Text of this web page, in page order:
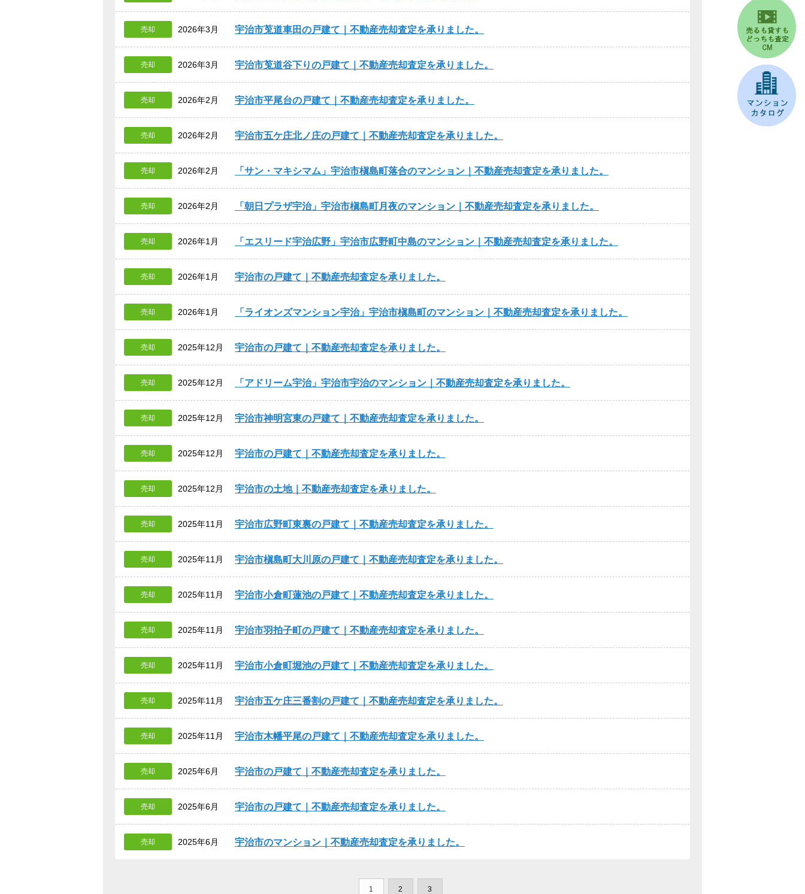
売却 2026年3月 宇治市莵道車田の戸建て｜不動産売却査定を承りました。
売却 2026年3月 宇治市莵道谷下りの戸建て｜不動産売却査定を承りました。
売却 2026年2月 宇治市平尾台の戸建て｜不動産売却査定を承りました。
売却 2026年2月 宇治市五ケ庄北ノ庄の戸建て｜不動産売却査定を承りました。
売却 2026年2月 サン・マキシマム 宇治市槇島町落合のマンション｜不動産売却査定を承りました。
売却 2026年2月 朝日プラザ宇治 宇治市槇島町月夜のマンション｜不動産売却査定を承りました。
売却 2026年1月 エスリード宇治広野 宇治市広野町中島のマンション｜不動産売却査定を承りました。
売却 2026年1月 宇治市の戸建て｜不動産売却査定を承りました。
売却 2026年1月 ライオンズマンション宇治 宇治市槇島町のマンション｜不動産売却査定を承りました。
売却 2025年12月 宇治市の戸建て｜不動産売却査定を承りました。
売却 2025年12月 アドリーム宇治 宇治市宇治のマンション｜不動産売却査定を承りました。
売却 2025年12月 宇治市神明宮東の戸建て｜不動産売却査定を承りました。
売却 2025年12月 宇治市の戸建て｜不動産売却査定を承りました。
売却 2025年12月 宇治市の土地｜不動産売却査定を承りました。
売却 2025年11月 宇治市広野町東裏の戸建て｜不動産売却査定を承りました。
売却 2025年11月 宇治市槇島町大川原の戸建て｜不動産売却査定を承りました。
売却 2025年11月 宇治市小倉町蓮池の戸建て｜不動産売却査定を承りました。
売却 2025年11月 宇治市羽拍子町の戸建て｜不動産売却査定を承りました。
売却 2025年11月 宇治市小倉町堀池の戸建て｜不動産売却査定を承りました。
売却 2025年11月 宇治市五ケ庄三番割の戸建て｜不動産売却査定を承りました。
売却 2025年11月 宇治市木幡平尾の戸建て｜不動産売却査定を承りました。
売却 2025年6月 宇治市の戸建て｜不動産売却査定を承りました。
売却 2025年6月 宇治市の戸建て｜不動産売却査定を承りました。
売却 2025年6月 宇治市のマンション｜不動産売却査定を承りました。
1 2 3